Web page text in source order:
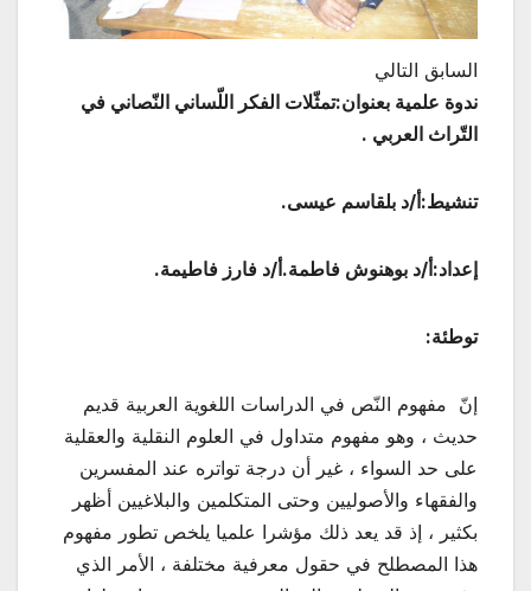
السابق التالي
ندوة علمية بعنوان:تمثّلات الفكر اللّساني النّصاني في
التّراث العربي .
تنشيط:أ/د بلقاسم عيسى.
إعداد:أ/د بوهنوش فاطمة.أ/د فارز فاطيمة.
توطئة:
إنّ مفهوم النّص في الدراسات اللغوية العربية قديم
حديث ، وهو مفهوم متداول في العلوم النقلية والعقلية
على حد السواء ، غير أن درجة تواتره عند المفسرين
والفقهاء والأصوليين وحتى المتكلمين والبلاغيين أظهر
بكثير ، إذ قد يعد ذلك مؤشرا علميا يلخص تطور مفهوم
هذا المصطلح في حقول معرفية مختلفة ، الأمر الذي